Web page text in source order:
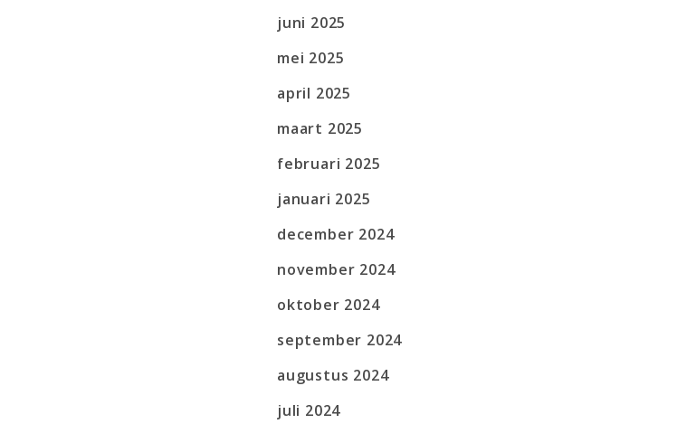
juni 2025
mei 2025
april 2025
maart 2025
februari 2025
januari 2025
december 2024
november 2024
oktober 2024
september 2024
augustus 2024
juli 2024